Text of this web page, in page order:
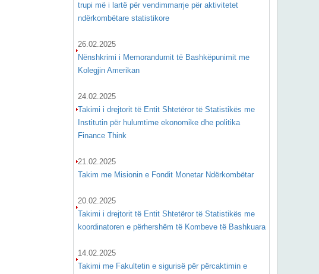
trupi më i lartë për vendimmarrje për aktivitetet
ndërkombëtare statistikore
26.02.2025
Nënshkrimi i Memorandumit të Bashkëpunimit me
Kolegjin Amerikan
24.02.2025
Takimi i drejtorit të Entit Shtetëror të Statistikës me
Institutin për hulumtime ekonomike dhe politika
Finance Think
21.02.2025
Takim me Misionin e Fondit Monetar Ndërkombëtar
20.02.2025
Takimi i drejtorit të Entit Shtetëror të Statistikës me
koordinatoren e përhershëm të Kombeve të Bashkuara
14.02.2025
Takimi me Fakultetin e sigurisë për përcaktimin e